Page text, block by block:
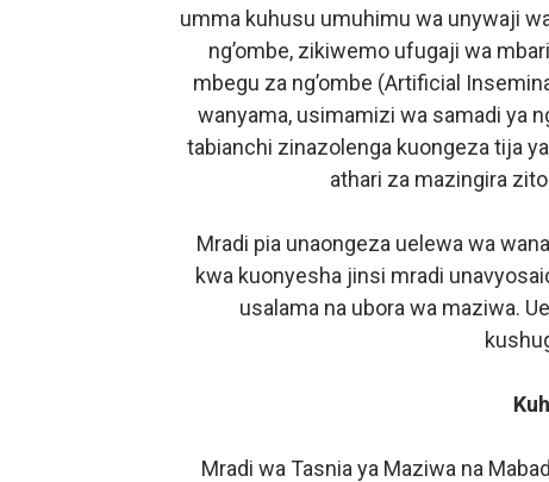
umma kuhusu umuhimu wa unywaji
ng’ombe, zikiwemo ufugaji wa
mbegu za ng’ombe (Artificial
wanyama, usimamizi wa samadi ya
tabianchi zinazolenga kuongeza tija
athari za mazingira
Mradi pia unaongeza uelewa wa
kwa kuonyesha jinsi mradi
usalama na ubora wa maziwa.
Mradi wa Tasnia ya Maziwa na